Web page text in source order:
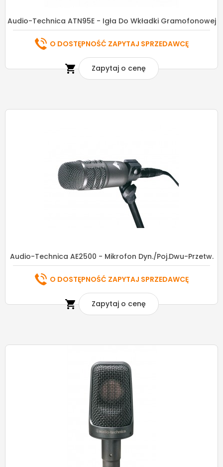
Audio-Technica ATN95E - Igła Do Wkładki Gramofonowej
O DOSTĘPNOŚĆ ZAPYTAJ SPRZEDAWCĘ
 Zapytaj o cenę
Audio-Technica AE2500 - Mikrofon Dyn./poj.dwu-Przetw.
O DOSTĘPNOŚĆ ZAPYTAJ SPRZEDAWCĘ
 Zapytaj o cenę